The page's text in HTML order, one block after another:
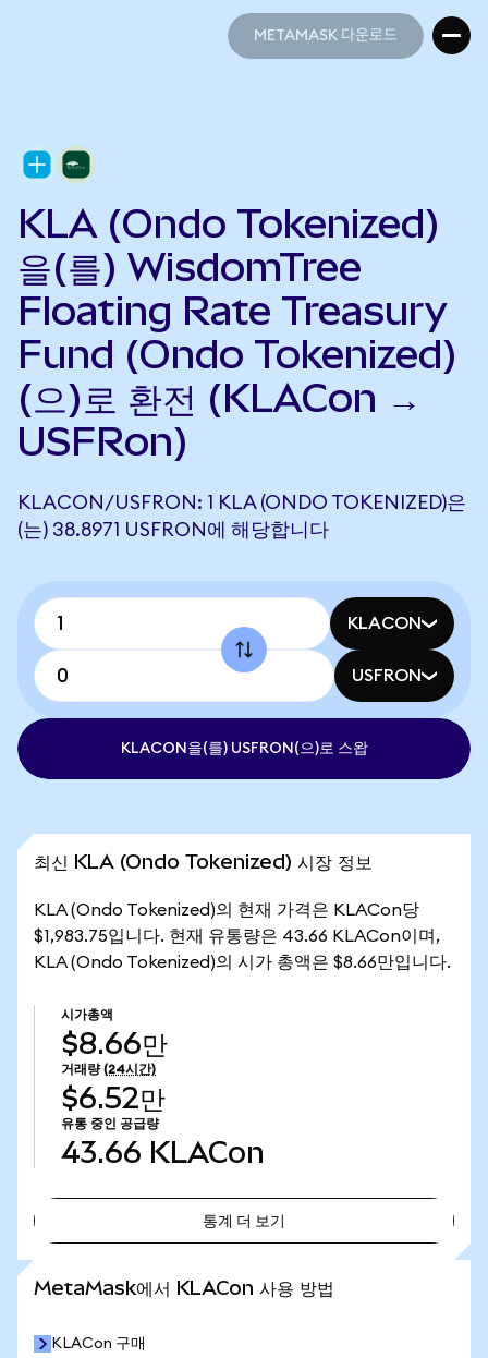
METAMASK 다운로드
KLA (Ondo Tokenized)
을(를) WisdomTree
Floating Rate Treasury
Fund (Ondo Tokenized)
(으)로 환전 (KLACon →
USFRon)
KLACON/USFRON: 1 KLA (ONDO TOKENIZED)은
(는) 38.8971 USFRON에 해당합니다
KLACON
USFRON
KLACON을(를) USFRON(으)로 스왑
최신 KLA (Ondo Tokenized) 시장 정보
KLA (Ondo Tokenized)의 현재 가격은 KLACon당
$1,983.75입니다. 현재 유통량은 43.66 KLACon이며,
KLA (Ondo Tokenized)의 시가 총액은 $8.66만입니다.
시가총액
$8.66만
거래량 (24시간)
$6.52만
유통 중인 공급량
43.66 KLACon
통계 더 보기
MetaMask에서 KLACon 사용 방법
KLACon 구매